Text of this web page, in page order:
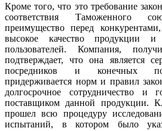
Кроме того, что это требование
соответствия Таможенного
преимущество перед
высокое качество продукции и
пользователей. Компания,
подтверждает, что она является
посредников и конечных
придерживается норм и правил
долгосрочное сотрудничество и
поставщиком данной продукции.
прошел всю процедуру
испытаний, в котором было